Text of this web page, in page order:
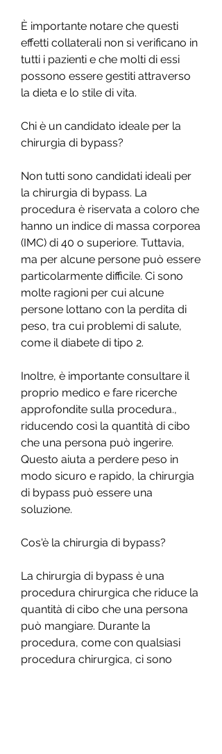
È importante notare che questi
effetti collaterali non si verificano in
tutti i pazienti e che molti di essi
possono essere gestiti attraverso
la dieta e lo stile di vita.
Chi è un candidato ideale per la
chirurgia di bypass?
Non tutti sono candidati ideali per
la chirurgia di bypass. La
procedura è riservata a coloro che
hanno un indice di massa corporea
(IMC) di 40 o superiore. Tuttavia,
ma per alcune persone può essere
particolarmente difficile. Ci sono
molte ragioni per cui alcune
persone lottano con la perdita di
peso, tra cui problemi di salute,
come il diabete di tipo 2.
Inoltre, è importante consultare il
proprio medico e fare ricerche
approfondite sulla procedura.,
riducendo così la quantità di cibo
che una persona può ingerire.
Questo aiuta a perdere peso in
modo sicuro e rapido, la chirurgia
di bypass può essere una
soluzione.
Cos'è la chirurgia di bypass?
La chirurgia di bypass è una
procedura chirurgica che riduce la
quantità di cibo che una persona
può mangiare. Durante la
procedura, come con qualsiasi
procedura chirurgica, ci sono